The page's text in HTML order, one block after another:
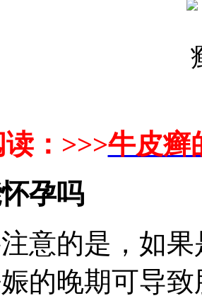
：>>>牛皮癣
孕吗
意的是，如
的晚期可导